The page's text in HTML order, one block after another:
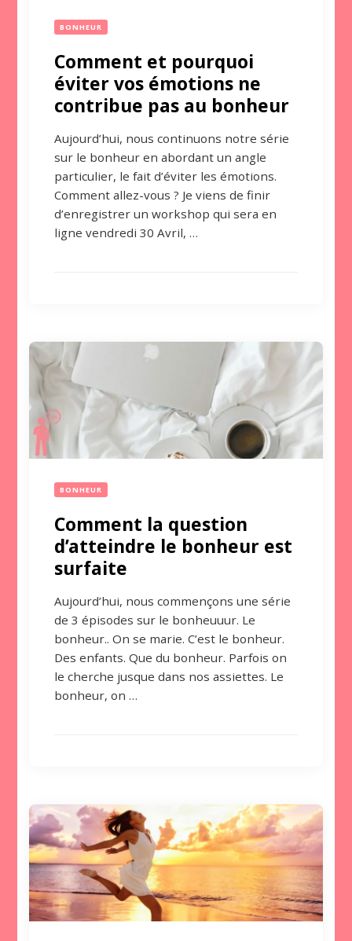
BONHEUR
Comment et pourquoi
éviter vos émotions ne
contribue pas au bonheur
Aujourd’hui, nous continuons notre série
sur le bonheur en abordant un angle
particulier, le fait d’éviter les émotions.
Comment allez-vous ? Je viens de finir
d’enregistrer un workshop qui sera en
ligne vendredi 30 Avril, …
BONHEUR
Comment la question
d’atteindre le bonheur est
surfaite
Aujourd’hui, nous commençons une série
de 3 épisodes sur le bonheuuur. Le
bonheur.. On se marie. C’est le bonheur.
Des enfants. Que du bonheur. Parfois on
le cherche jusque dans nos assiettes. Le
bonheur, on …